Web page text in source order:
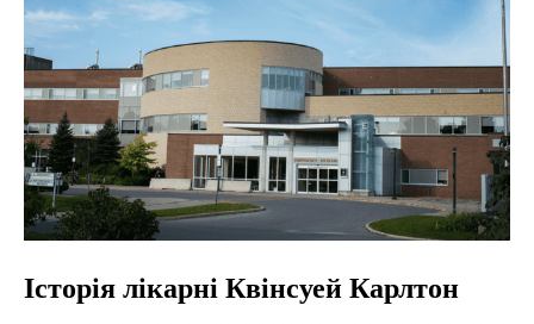
Історія лікарні Квінсуей Карлтон